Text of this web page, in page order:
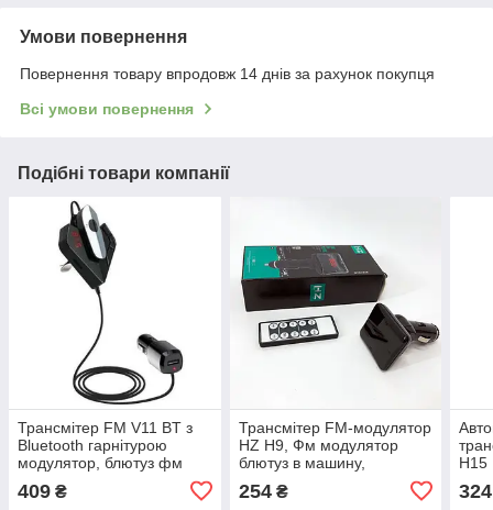
Умови повернення
Повернення товару впродовж 14 днів за рахунок покупця
Всі умови повернення
Подібні товари компанії
Трансмітер FM V11 BT з
Bluetooth гарнітурою
модулятор, блютуз фм
автомагнітоли 4517298
409 ₴
Трансмітер FM-модулятор
HZ H9, Фм модулятор
блютуз в машину,
5057758
254₴
H15
324